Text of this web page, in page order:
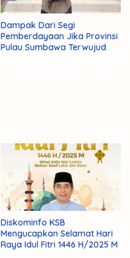
Dampak Dari Segi
Pemberdayaan Jika Provinsi
Pulau Sumbawa Terwujud
Diskominfo KSB
Mengucapkan Selamat Hari
Raya Idul Fitri 1446 H/2025 M